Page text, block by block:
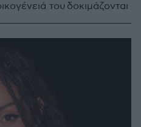
του δοκιμάζονται